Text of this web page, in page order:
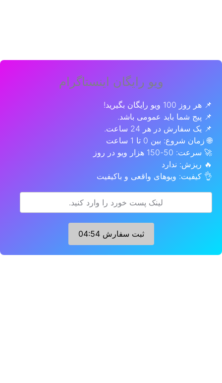
ویو رایگان اینستاگرام
📌 هر روز 100 ویو رایگان بگیرید!
📌 پیج شما باید عمومی باشد.
📌 یک سفارش در هر 24 ساعت.
🌐 زمان شروع: بین 0 تا 1 ساعت
🚀 سرعت: 50-150 هزار ویو در روز
🔥 ریزش: ندارد
👌 کیفیت: ویوهای واقعی و باکیفیت
ثبت سفارش04:53